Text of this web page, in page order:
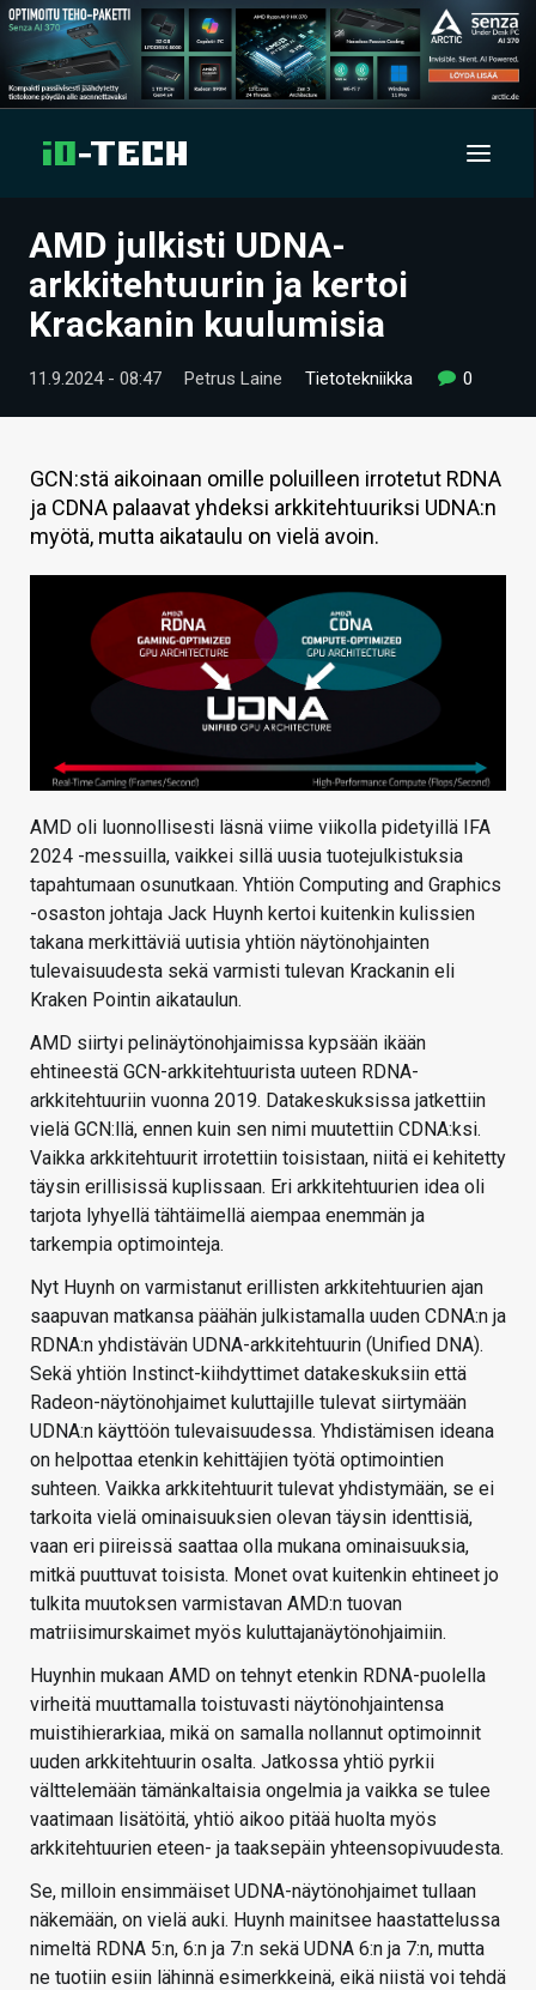
UUTISET
ARTIKKELIT
VIDEOT
TECHBBS
TIETOA
HINTA.FI
VAIHDA TEEMA
AMD julkisti UDNA-
arkkitehtuurin ja kertoi
Krackanin kuulumisia
11.9.2024 - 08:47 Petrus Laine Tietotekniikka 0
GCN:stä aikoinaan omille poluilleen irrotetut RDNA
ja CDNA palaavat yhdeksi arkkitehtuuriksi UDNA:n
myötä, mutta aikataulu on vielä avoin.
AMD oli luonnollisesti läsnä viime viikolla pidetyillä IFA
2024 -messuilla, vaikkei sillä uusia tuotejulkistuksia
tapahtumaan osunutkaan. Yhtiön Computing and Graphics
-osaston johtaja Jack Huynh kertoi kuitenkin kulissien
takana merkittäviä uutisia yhtiön näytönohjainten
tulevaisuudesta sekä varmisti tulevan Krackanin eli
Kraken Pointin aikataulun.
AMD siirtyi pelinäytönohjaimissa kypsään ikään
ehtineestä GCN-arkkitehtuurista uuteen RDNA-
arkkitehtuuriin vuonna 2019. Datakeskuksissa jatkettiin
vielä GCN:llä, ennen kuin sen nimi muutettiin CDNA:ksi.
Vaikka arkkitehtuurit irrotettiin toisistaan, niitä ei kehitetty
täysin erillisissä kuplissaan. Eri arkkitehtuurien idea oli
tarjota lyhyellä tähtäimellä aiempaa enemmän ja
tarkempia optimointeja.
Nyt Huynh on varmistanut erillisten arkkitehtuurien ajan
saapuvan matkansa päähän julkistamalla uuden CDNA:n ja
RDNA:n yhdistävän UDNA-arkkitehtuurin (Unified DNA).
Sekä yhtiön Instinct-kiihdyttimet datakeskuksiin että
Radeon-näytönohjaimet kuluttajille tulevat siirtymään
UDNA:n käyttöön tulevaisuudessa. Yhdistämisen ideana
on helpottaa etenkin kehittäjien työtä optimointien
suhteen. Vaikka arkkitehtuurit tulevat yhdistymään, se ei
tarkoita vielä ominaisuuksien olevan täysin identtisiä,
vaan eri piireissä saattaa olla mukana ominaisuuksia,
mitkä puuttuvat toisista. Monet ovat kuitenkin ehtineet jo
tulkita muutoksen varmistavan AMD:n tuovan
matriisimurskaimet myös kuluttajanäytönohjaimiin.
Huynhin mukaan AMD on tehnyt etenkin RDNA-puolella
virheitä muuttamalla toistuvasti näytönohjaintensa
muistihierarkiaa, mikä on samalla nollannut optimoinnit
uuden arkkitehtuurin osalta. Jatkossa yhtiö pyrkii
välttelemään tämänkaltaisia ongelmia ja vaikka se tulee
vaatimaan lisätöitä, yhtiö aikoo pitää huolta myös
arkkitehtuurien eteen- ja taaksepäin yhteensopivuudesta.
Se, milloin ensimmäiset UDNA-näytönohjaimet tullaan
näkemään, on vielä auki. Huynh mainitsee haastattelussa
nimeltä RDNA 5:n, 6:n ja 7:n sekä UDNA 6:n ja 7:n, mutta
ne tuotiin esiin lähinnä esimerkkeinä, eikä niistä voi tehdä